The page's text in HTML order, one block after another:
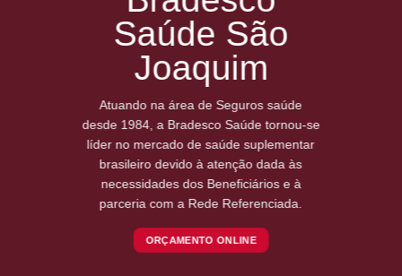
Saúde São
Joaquim
Atuando na área de Seguros saúde
desde 1984, a Bradesco Saúde tornou-se
líder no mercado de saúde suplementar
brasileiro devido à atenção dada às
necessidades dos Beneficiários e à
parceria com a Rede Referenciada.
ORÇAMENTO ONLINE